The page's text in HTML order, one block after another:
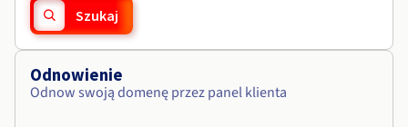
Szukaj
Odnowienie
Odnow swoją domenę przez panel klienta